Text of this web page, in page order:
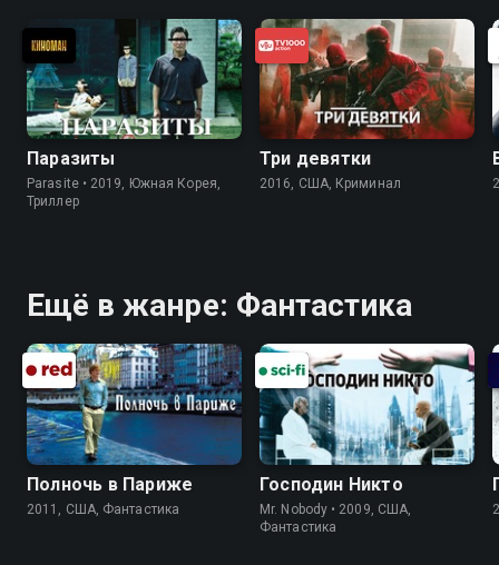
Паразиты
Parasite • 2019, Южная Корея,
Триллер
Три девятки
2016, США, Криминал
Ещё в жанре: Фантастика
Полночь в Париже
2011, США, Фантастика
Господин Никто
Mr. Nobody • 2009, США,
Фантастика